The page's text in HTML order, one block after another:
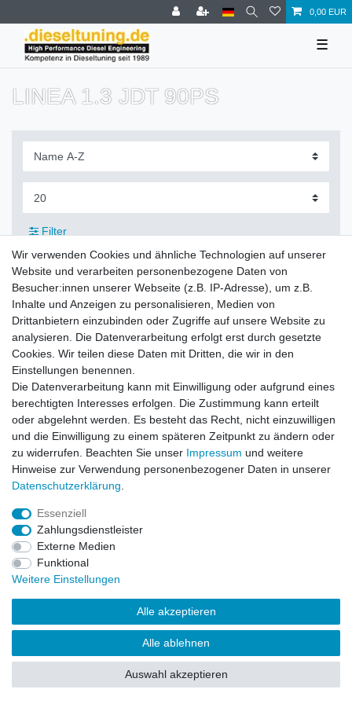
0,00 EUR
☰
LINEA 1.3 JDT 90PS
Filter
Zahlung und Versand
Daten­schutz­erklärung
Barrierefreiheitserklärung Widerrufs­recht
Vertrag widerrufen
© Copyright 2026 | Alle Rechte vorbehalten.
Wir verwenden Cookies und ähnliche Technologien auf unserer
Website und verarbeiten personenbezogene Daten von
Besucher:innen unserer Webseite (z.B. IP-Adresse), um z.B.
Inhalte und Anzeigen zu personalisieren, Medien von
Drittanbietern einzubinden oder Zugriffe auf unsere Website zu
analysieren. Die Datenverarbeitung erfolgt erst durch gesetzte
Cookies. Wir teilen diese Daten mit Dritten, die wir in den
Einstellungen benennen.
Die Datenverarbeitung kann mit Einwilligung oder aufgrund eines
berechtigten Interesses erfolgen. Die Zustimmung kann erteilt
oder abgelehnt werden. Es besteht das Recht, nicht einzuwilligen
und die Einwilligung zu einem späteren Zeitpunkt zu ändern oder
zu widerrufen. Beachten Sie unser Impressum und weitere
Hinweise zur Verwendung personenbezogener Daten in unserer
Daten­schutz­erklärung
Essenziell
Zahlungsdienstleister
Externe Medien
Funktional
Weitere Einstellungen
Alle akzeptieren
Alle ablehnen
Auswahl akzeptieren